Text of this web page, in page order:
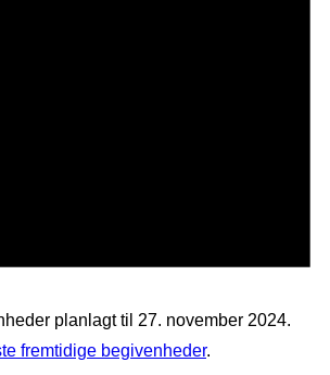
planlagt til 27. november 2024.
fremtidige begivenheder.